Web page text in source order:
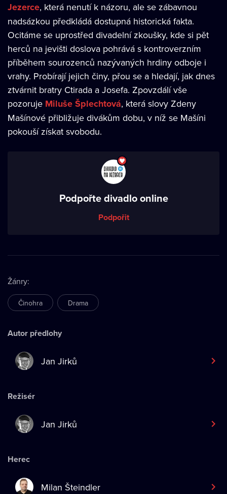
Jezerce, která nenutí k názoru, ale se zábavnou
nadsázkou předkládá dostupná historická fakta.
Ocitáme se uprostřed divadelní zkoušky, kde si pět
herců na jevišti doslova pohrává s kontroverzním
příběhem sourozenců nazývaných hrdiny odboje i
vrahy. Probírají jejich činy, přou se a hledají, jak dnes
ztvárnit bratry Ctirada a Josefa. Zpovzdálí vše
pozoruje Miluše Šplechtová, která slovy Zdeny
Mašínové přibližuje divákům dobu, v níž se Mašíni
pokouší získat svobodu.
Podpořte divadlo online
Podpořit
Žánry:
Činohra Drama
Autor předlohy
Jan Jirků
Režisér
Jan Jirků
Herec
Milan Šteindler